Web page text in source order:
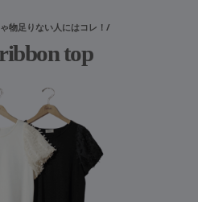
物足りない人にはコレ！/
top